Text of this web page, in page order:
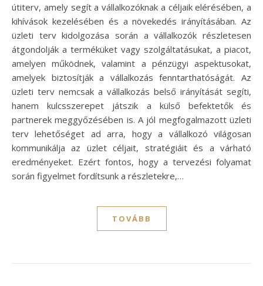
útiterv, amely segít a vállalkozóknak a céljaik elérésében, a
kihívások kezelésében és a növekedés irányításában. Az
üzleti terv kidolgozása során a vállalkozók részletesen
átgondolják a terméküket vagy szolgáltatásukat, a piacot,
amelyen működnek, valamint a pénzügyi aspektusokat,
amelyek biztosítják a vállalkozás fenntarthatóságát. Az
üzleti terv nemcsak a vállalkozás belső irányítását segíti,
hanem kulcsszerepet játszik a külső befektetők és
partnerek meggyőzésében is. A jól megfogalmazott üzleti
terv lehetőséget ad arra, hogy a vállalkozó világosan
kommunikálja az üzlet céljait, stratégiáit és a várható
eredményeket. Ezért fontos, hogy a tervezési folyamat
során figyelmet fordítsunk a részletekre,…
TOVÁBB